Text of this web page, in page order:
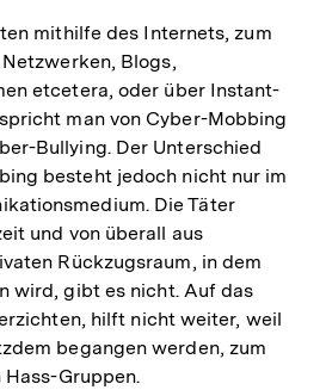
mithilfe des Internets, zum
Blogs,
etcetera, oder über Instant-
man von Cyber-Mobbing
Bullying. Der Unterschied
besteht jedoch nicht nur im
Die Täter
und von überall aus
Rückzugsraum, in dem
wird, gibt es nicht. Auf das
hilft nicht weiter, weil
begangen werden, zum
Gruppen.